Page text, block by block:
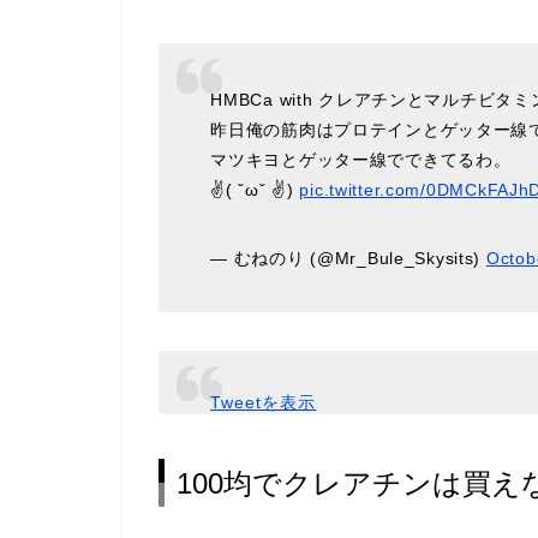
HMBCa with クレアチンとマルチビタ
昨日俺の筋肉はプロテインとゲッター
マツキヨとゲッター線でできてるわ。
✌( ˇωˇ ✌) pic.twitter.com/
— むねのり (@Mr_Bule_Skysits)
Tweetを表示
100均でクレアチンは買え